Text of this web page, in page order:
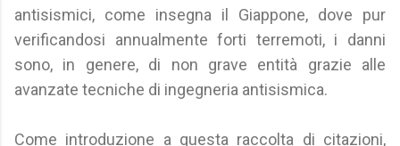
antisismici, come insegna il Giappone, dove pur
verificandosi annualmente forti terremoti, i danni
sono, in genere, di non grave entità grazie alle
avanzate tecniche di ingegneria antisismica.
Come introduzione a questa raccolta di citazioni,